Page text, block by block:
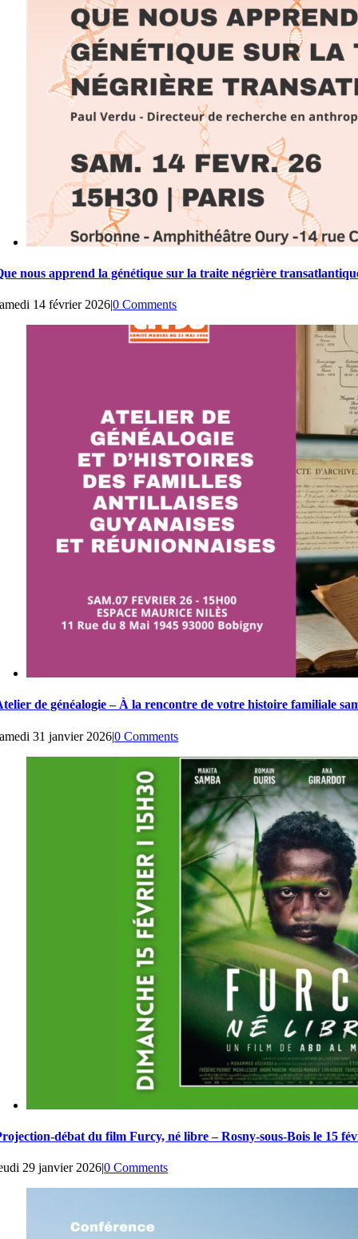
nous apprend la génétique sur la traite négrière
14 février 2026|0 Comments
de généalogie – À la rencontre de votre histoire familiale
31 janvier 2026|0 Comments
débat du film Furcy, né libre – Rosny-sous-Bois le 15
29 janvier 2026|0 Comments